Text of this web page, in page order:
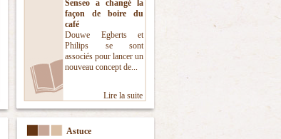
Senseo a changé la
façon de boire du
café
Douwe Egberts et
Philips se sont
associés pour lancer un
nouveau concept de...
Lire la suite
Astuce